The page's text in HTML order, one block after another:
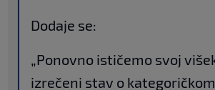
Dodaje se:
„Ponovno ističemo svoj
izrečeni stav o kategoričkom